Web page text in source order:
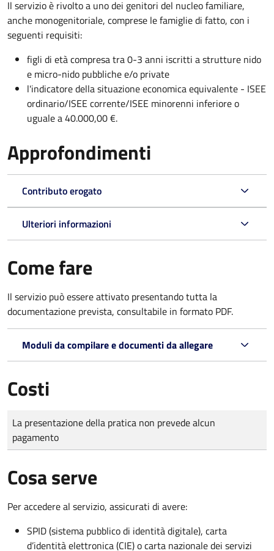
Il servizio è rivolto a uno dei genitori del nucleo familiare,
anche monogenitoriale, comprese le famiglie di fatto, con i
seguenti requisiti:
figli di età compresa tra 0-3 anni iscritti a strutture nido
e micro-nido pubbliche e/o private
l'indicatore della situazione economica equivalente - ISEE
ordinario/ISEE corrente/ISEE minorenni inferiore o
uguale a 40.000,00 €.
Approfondimenti
Contributo erogato
Ulteriori informazioni
Come fare
Il servizio può essere attivato presentando tutta la
documentazione prevista, consultabile in formato PDF.
Moduli da compilare e documenti da allegare
Costi
Tipo di pagamento
Importo
La presentazione della pratica non prevede alcun
pagamento
Cosa serve
Per accedere al servizio, assicurati di avere:
SPID (sistema pubblico di identità digitale), carta
d’identità elettronica (CIE) o carta nazionale dei servizi